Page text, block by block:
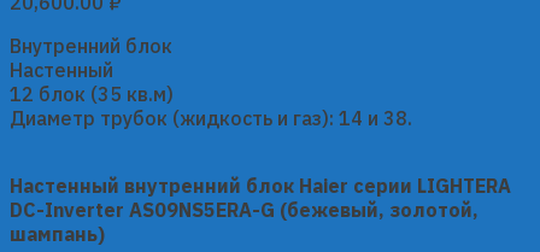
Внутренний блок
Настенный
12 блок (35 кв.м)
Диаметр трубок (жидкость и газ): 14 и 38.
Настенный внутренний блок Haier серии LIGHTERA
DC-Inverter AS09NS5ERA-G (бежевый, золотой,
шампань)